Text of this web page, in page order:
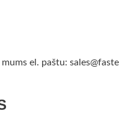
el. paštu: